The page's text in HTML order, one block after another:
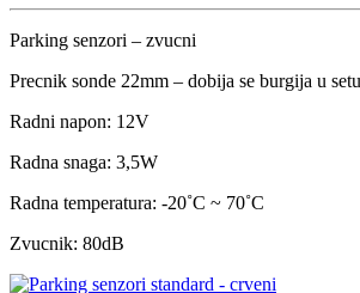
Parking senzori – zvucni
Precnik sonde 22mm – dobija se burgija u setu
Radni napon: 12V
Radna snaga: 3,5W
Radna temperatura: -20˚C ~ 70˚C
Zvucnik: 80dB